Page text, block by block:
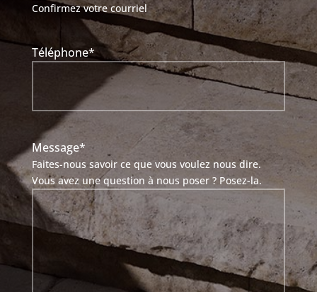
Confirmez votre courriel
Téléphone*
Message*
Faites-nous savoir ce que vous voulez nous dire.
Vous avez une question à nous poser ? Posez-la.